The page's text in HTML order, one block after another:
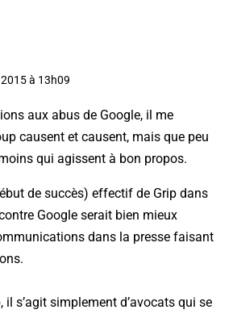
à 13h09
aux abus de Google, il me
causent et causent, mais que peu
qui agissent à bon propos.
de succès) effectif de Grip dans
Google serait bien mieux
dans la presse faisant
il s’agit simplement d’avocats qui se